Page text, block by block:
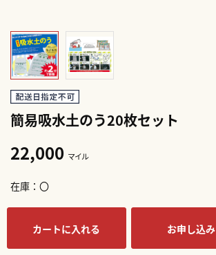
簡易吸水土のう20枚セット
22,000 マイル
在庫 〇
カートに入れる お申し込み